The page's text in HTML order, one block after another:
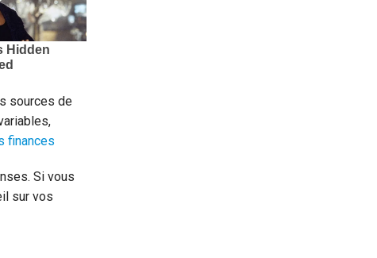
sources de
finances
Si vous
sur vos